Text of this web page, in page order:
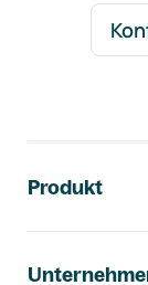
Produkt